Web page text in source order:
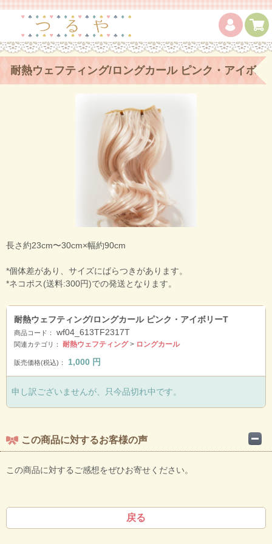
耐熱ウェフティング/ロングカール ピンク・アイボ
長さ約23cm〜30cm×幅約90cm
*個体差があり、サイズにばらつきがあります。
*ネコポス(送料:300円)での発送となります。
耐熱ウェフティング/ロングカール ピンク・アイボリーT
商品コード： wf04_613TF2317T
関連カテゴリ： 耐熱ウェフティング> ロングカール
販売価格(税込)： 1,000 円
申し訳ございませんが、只今品切れ中です。
この商品に対するお客様の声
この商品に対するご感想をぜひお寄せください。
戻る